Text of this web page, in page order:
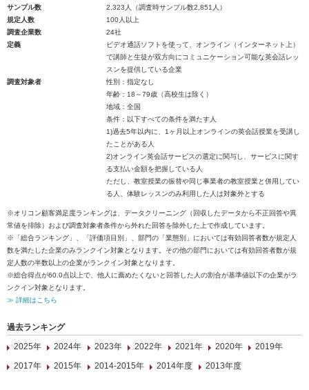
サンプル数
2,323人（調査時サンプル数2,851人）
規定人数
100人以上
調査企業数
24社
定義
ビデオ通話ソフトを使って、オンライン（インターネット上）
で講師と生徒が双方向にコミュニケーション可能な英会話レッ
スンを提供している企業
調査対象者
性別：指定なし
年齢：18～79歳（高校生は除く）
地域：全国
条件：以下すべての条件を満たす人
1)過去5年以内に、1ヶ月以上オンラインの英会話授業を受講し
たことがある人
2)オンライン英会話サービスの選定に関与し、サービスに関す
る支払い金額を把握している人
ただし、教室授業の振替や同じ事業者の教室授業と併用してい
る人、体験レッスンのみ利用した人は対象外とする
※オリコン顧客満足度ランキングは、データクリーニング（回収したデータから不正回答や異
常値を排除）および調査対象者条件から外れた回答を除外した上で作成しています。
※「総合ランキング」、「評価項目別」、部門の「業態別」においては有効回答者数が規定人
数を満たした企業のみランクイン対象となります。その他の部門においては有効回答者数が規
定人数の半数以上の企業がランクイン対象となります。
※総合得点が60.0点以上で、他人に薦めたくないと回答した人の割合が基準値以下の企業がラ
ンクイン対象となります。
≫ 詳細はこちら
過去ランキング
2025年
2024年 2023年 2022年 2021年 2020年
2019年
2017年
2015年 2014-2015年 2014年度 2013年度